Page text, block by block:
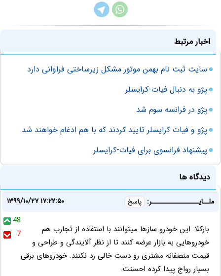
اخبار مرتبط
سایت ثبت نام بهمن موتور مشکل زیرساختی فراوانی دارد
پژو به دنبال فیات-کرایسلر
پژو در فرانسه سوم شد
پژو و فیات کرایسلر تایید کردند که با هم ادغام خواهند شد
پیشنهاد فرانسوی برای فیات-کرایسلر
دیدگاه ها
ملــایــــــــــــــــر: پاسخ
۱۳۹۹/۱۰/۲۷ ۱۷:۲۲:۵۰
48
7
بارکلا. این خودرو سازها میتوانند با استفاده از تجارب هم
خودروهایی به بازار عرضه کنند تا از نظر آلایندگی و طراحی و
قیمت منصفانه مشتری رو دست خالی رد نکنند. خودروهای برقی
بسیار رواج پیدا کرده احسنت.